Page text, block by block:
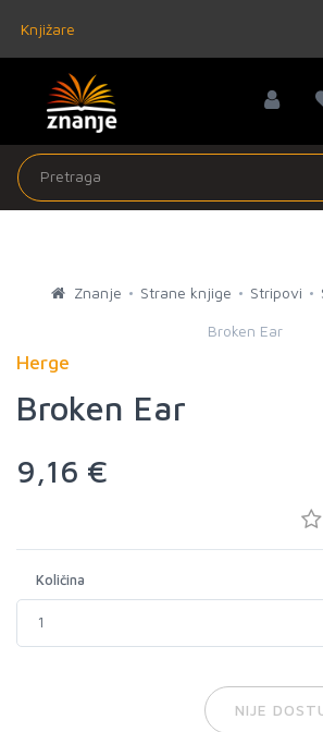
Knjižare
Znanje Strane knjige Stripovi
Broken Ear
Herge
Broken Ear
9,16 €
Količina
NIJE